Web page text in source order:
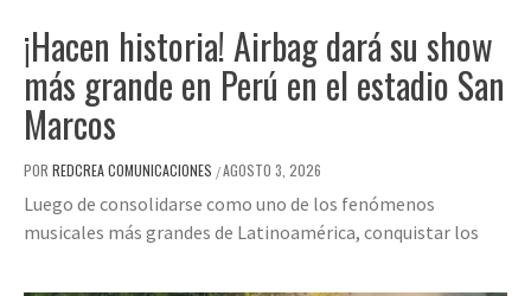
¡Hacen historia! Airbag dará su show
más grande en Perú en el estadio San
Marcos
POR REDCREA COMUNICACIONES /AGOSTO 3, 2026
Luego de consolidarse como uno de los fenómenos
musicales más grandes de Latinoamérica, conquistar los